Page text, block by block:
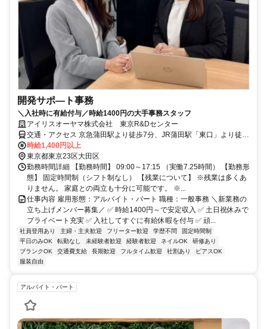
開発サポ―ト事務
＼入社時に有給付与／時給1400円の大手事務スタッフ
アイリスオーヤマ株式会社 東京R&Dセンター
交通・アクセス 京急蒲田駅より徒歩7分、JR蒲田駅「東口」より徒歩
12分
時給1,400円以上
東京都東京23区大田区
勤務時間詳細 【勤務時間】 09:00～17:15 （実働7.25時間） 【勤務形
態】 固定時間制（シフト制なし） 【残業について】 ※残業は多くあ
りません。 家庭との両立も十分に可能です。 ※...
仕事内容 雇用形態：アルバイト・パート 職種：一般事務 ＼新業務の
立ち上げメンバー募集／ ✅ 時給1400円～で安定収入 ✅ 土日祝休みで
プライベート充実 ✅ 入社してすぐに有給休暇を付与 ✅ 頑...
社員登用あり 主婦・主夫歓迎 フリーター歓迎 学歴不問
固定時間制
平日のみOK
転勤なし 未経験者歓迎 経験者歓迎 ネイルOK
研修あり
ブランクOK
交通費支給 長期歓迎 フルタイム歓迎 社割あり
ピアスOK
服装自由
アルバイト・パート